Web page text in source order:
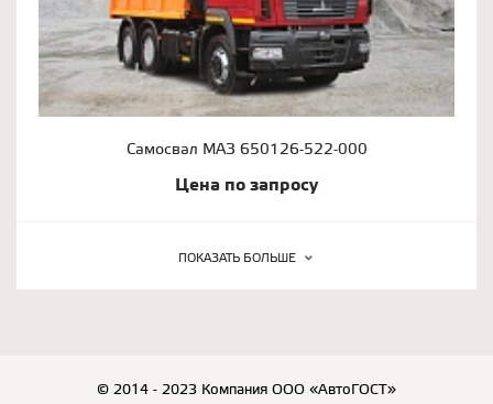
Самосвал МАЗ 650126-522-000
Цена по запросу
ПОКАЗАТЬ БОЛЬШЕ
© 2014 - 2023 Компания ООО «АвтоГОСТ»